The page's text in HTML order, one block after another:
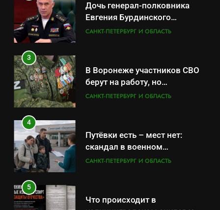
Дочь генерал-полковника
Евгения Бурдинского
оказывает платные услуги по
САНКТ-ПЕТЕРБУРГ И ОБЛАСТЬ
3
В Воронеже участников СВО
берут на работу, но
удержаться удаётся не всем
САНКТ-ПЕТЕРБУРГ И ОБЛАСТЬ
4
Путёвки есть – мест нет:
скандал в военном
санатории Владивостока
САНКТ-ПЕТЕРБУРГ И ОБЛАСТЬ
5
Что происходит в